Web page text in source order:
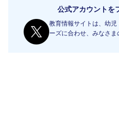
公式アカウントを
教育情報サイトは、幼
ーズに合わせ、みなさま